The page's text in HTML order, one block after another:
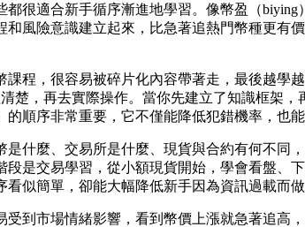
很適合新手循序漸進地學習。像幣盈（
風險意識建立起來，比急著追熱門幣種更有
程，很容易被碎片化內容帶著走，最後越學
楚，再去實際操作。當你先建立了知識框架
順序非常重要，它不僅能降低犯錯機率，也能
什麼、交易所是什麼、現貨與合約有何不同
是交易學習，從小額現貨開始，學會看盤、
似簡單，卻能大幅降低新手因為資訊過載而做
到市場情緒影響，看到幣價上漲就急著追高